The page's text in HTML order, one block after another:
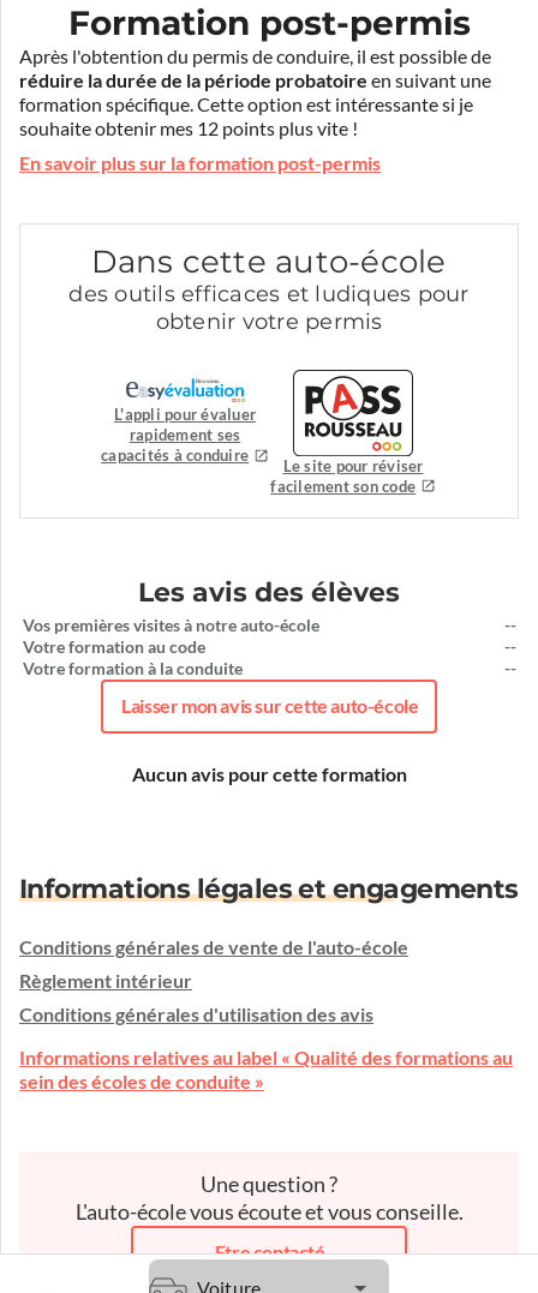
Formation post-permis
Après l'obtention du permis de conduire, il est possible de
réduire la durée de la période probatoire en suivant une
formation spécifique. Cette option est intéressante si je
souhaite obtenir mes 12 points plus vite !
En savoir plus sur la formation post-permis
Dans cette auto-école
des outils efficaces et ludiques pour
obtenir votre permis
L'appli pour évaluer
rapidement ses
capacités à conduire
Le site pour réviser
facilement son code
Les avis des élèves
Vos premières visites à notre auto-école
Votre formation au code
Votre formation à la conduite
--
--
--
Laisser mon avis sur cette auto-école
Aucun avis pour cette formation
Informations légales et engagements
Conditions générales de vente de l'auto-école
Règlement intérieur
Conditions générales d'utilisation des avis
Informations relatives au label « Qualité des formations au
sein des écoles de conduite »
Une question ?
L'auto-école vous écoute et vous conseille.
Etre contacté
Voiture